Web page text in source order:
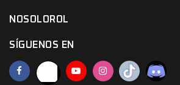
NOSOLOROL
SÍGUENOS EN